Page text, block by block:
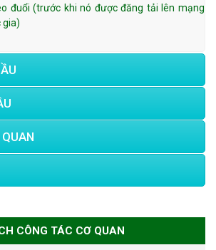
đuổi (trước khi nó được đăng tải lên mạng
gia)
CÔNG TÁC CƠ QUAN